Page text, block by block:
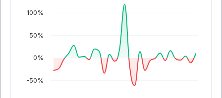
-50%
0%
50%
100%